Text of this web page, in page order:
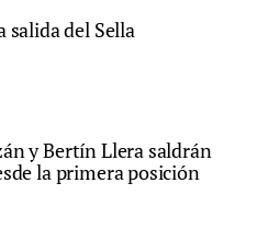
salida del Sella
y Bertín Llera saldrán
la primera posición